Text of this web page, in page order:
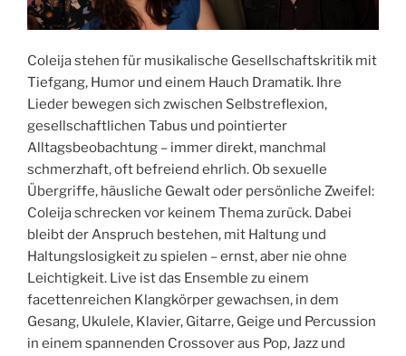
Coleija stehen für musikalische Gesellschaftskritik mit
Tiefgang, Humor und einem Hauch Dramatik. Ihre
Lieder bewegen sich zwischen Selbstreflexion,
gesellschaftlichen Tabus und pointierter
Alltagsbeobachtung – immer direkt, manchmal
schmerzhaft, oft befreiend ehrlich. Ob sexuelle
Übergriffe, häusliche Gewalt oder persönliche Zweifel:
Coleija schrecken vor keinem Thema zurück. Dabei
bleibt der Anspruch bestehen, mit Haltung und
Haltungslosigkeit zu spielen – ernst, aber nie ohne
Leichtigkeit. Live ist das Ensemble zu einem
facettenreichen Klangkörper gewachsen, in dem
Gesang, Ukulele, Klavier, Gitarre, Geige und Percussion
in einem spannenden Crossover aus Pop, Jazz und